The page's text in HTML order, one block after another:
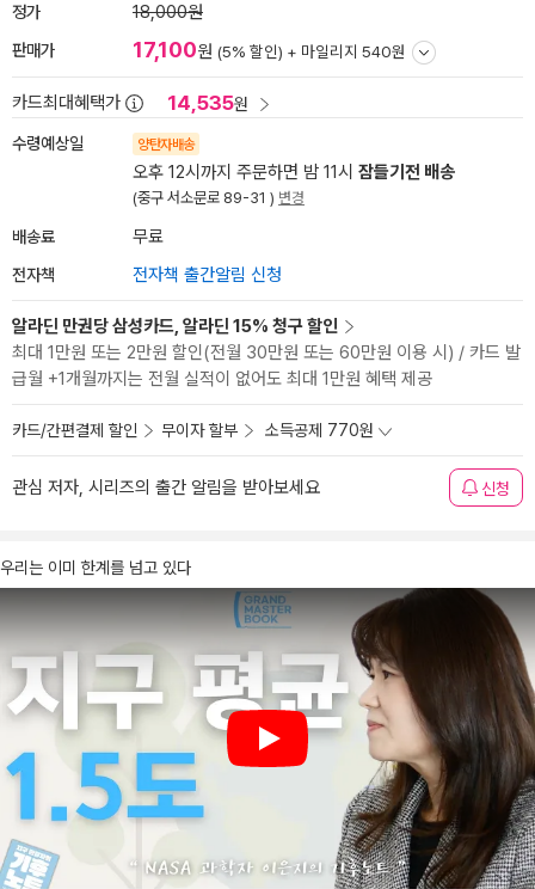
정가 18,000원
판매가 17,100원 (5% 할인) + 마일리지 540원
카드최대혜택가 14,535원
수령예상일 양탄자배송
오후 12시까지 주문하면 밤 11시 잠들기전 배송
(중구 서소문로 89-31 ) 변경
배송료 무료
전자책 전자책 출간알림 신청
알라딘 만권당 삼성카드, 알라딘 15% 청구 할인
최대 1만원 또는 2만원 할인(전월 30만원 또는 60만원 이용 시) / 카드 발
급월 +1개월까지는 전월 실적이 없어도 최대 1만원 혜택 제공
카드/간편결제 할인 무이자 할부 소득공제 770원
관심 저자, 시리즈의 출간 알림을 받아보세요 신청
우리는 이미 한계를 넘고 있다
Play